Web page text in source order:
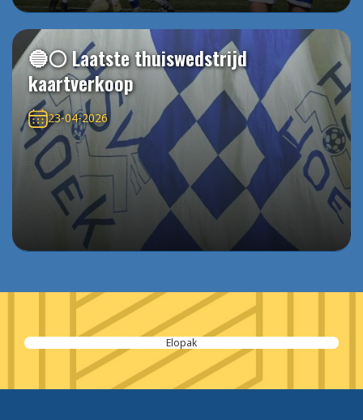
🔵⚪️ Laatste thuiswedstrijd
kaartverkoop
23-04-2026
Elopak